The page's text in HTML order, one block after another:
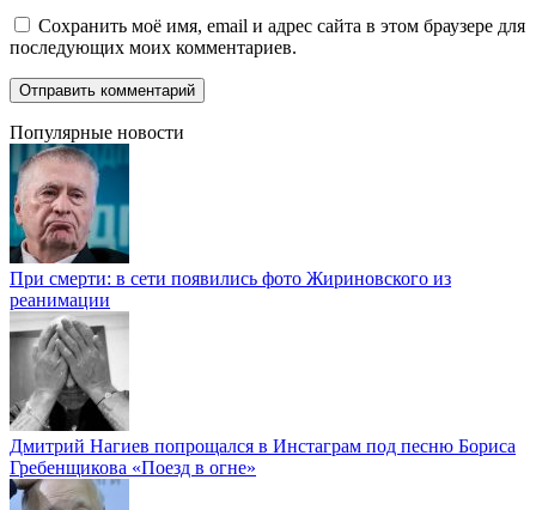
Сохранить моё имя, email и адрес сайта в этом браузере для
последующих моих комментариев.
Популярные новости
При смерти: в сети появились фото Жириновского из
реанимации
Дмитрий Нагиев попрощался в Инстаграм под песню Бориса
Гребенщикова «Поезд в огне»